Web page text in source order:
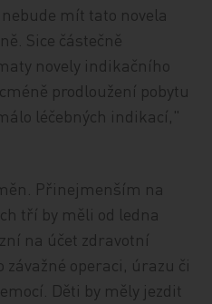
mít tato novela
Sice částečně
novely indikačního
prodloužení pobytu
léčebných indikací,"
Přinejmenším na
tří by měli od ledna
na účet zdravotní
závažné operaci, úrazu či
Děti by měly jezdit